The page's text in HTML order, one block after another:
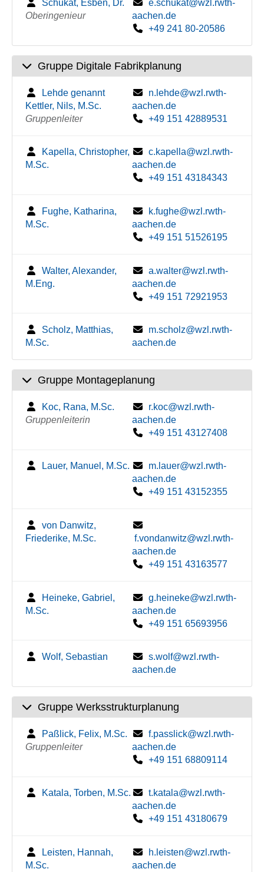
Schukat, Esben, Dr.
Oberingenieur
e.schukat@wzl.rwth-
aachen.de
+49 241 80-20586
Gruppe Digitale Fabrikplanung
Lehde genannt
Kettler, Nils, M.Sc.
Gruppenleiter
n.lehde@wzl.rwth-
aachen.de
+49 151 42889531
Kapella, Christopher,
M.Sc.
c.kapella@wzl.rwth-
aachen.de
+49 151 43184343
Fughe, Katharina,
M.Sc.
k.fughe@wzl.rwth-
aachen.de
+49 151 51526195
Walter, Alexander,
M.Eng.
a.walter@wzl.rwth-
aachen.de
+49 151 72921953
Scholz, Matthias,
M.Sc.
m.scholz@wzl.rwth-
aachen.de
Gruppe Montageplanung
Koc, Rana, M.Sc.
Gruppenleiterin
r.koc@wzl.rwth-
aachen.de
+49 151 43127408
Lauer, Manuel, M.Sc.
m.lauer@wzl.rwth-
aachen.de
+49 151 43152355
von Danwitz,
Friederike, M.Sc.
f.vondanwitz@wzl.rwth-
aachen.de
+49 151 43163577
Heineke, Gabriel,
M.Sc.
g.heineke@wzl.rwth-
aachen.de
+49 151 65693956
Wolf, Sebastian
s.wolf@wzl.rwth-
aachen.de
Gruppe Werksstrukturplanung
Paßlick, Felix, M.Sc.
Gruppenleiter
f.passlick@wzl.rwth-
aachen.de
+49 151 68809114
Katala, Torben, M.Sc.
t.katala@wzl.rwth-
aachen.de
+49 151 43180679
Leisten, Hannah,
M.Sc.
h.leisten@wzl.rwth-
aachen.de